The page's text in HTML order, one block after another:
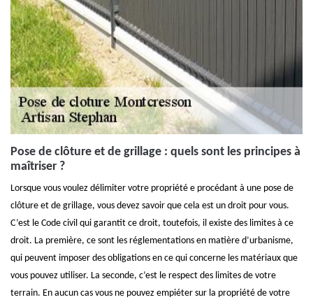
Pose de clôture et de grillage : quels sont les principes à
maîtriser ?
Lorsque vous voulez délimiter votre propriété e procédant à une pose de
clôture et de grillage, vous devez savoir que cela est un droit pour vous.
C’est le Code civil qui garantit ce droit, toutefois, il existe des limites à ce
droit. La première, ce sont les réglementations en matière d’urbanisme,
qui peuvent imposer des obligations en ce qui concerne les matériaux que
vous pouvez utiliser. La seconde, c’est le respect des limites de votre
terrain. En aucun cas vous ne pouvez empiéter sur la propriété de votre